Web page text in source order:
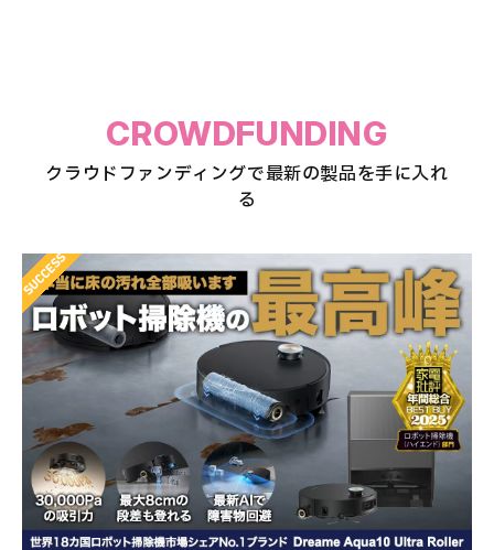
CROWDFUNDING
クラウドファンディングで最新の製品を手に入れ
る